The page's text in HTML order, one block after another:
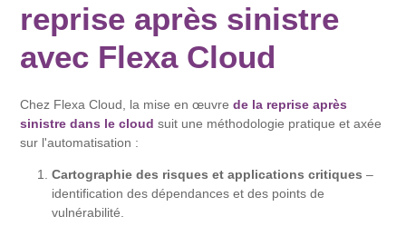
reprise après sinistre
avec Flexa Cloud
Chez Flexa Cloud, la mise en œuvrede la reprise après
sinistre dans le cloud suit une méthodologie pratique et axée
sur l'automatisation :
Cartographie des risques et applications critiques –
identification des dépendances et des points de
vulnérabilité.